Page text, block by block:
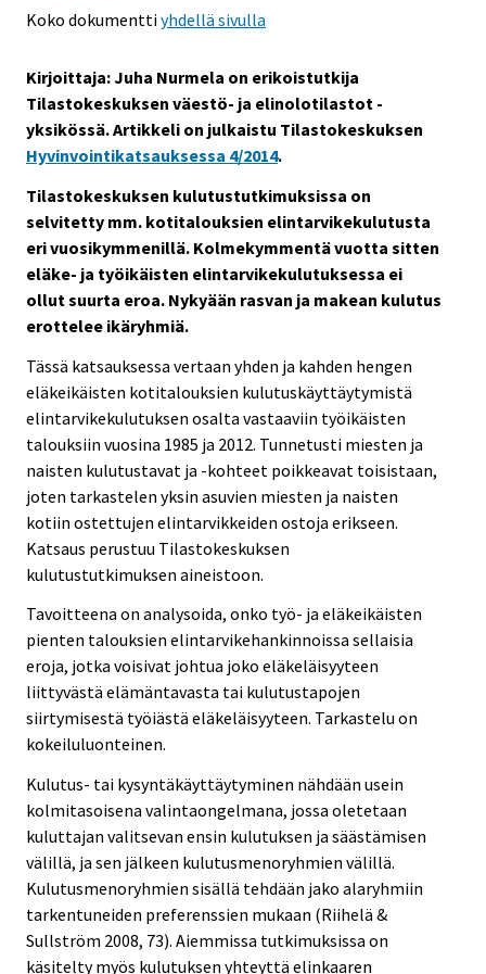
Koko dokumenttiyhdellä sivulla
Kirjoittaja:Juha Nurmela on erikoistutkija
Tilastokeskuksen väestö- ja elinolotilastot -
yksikössä.Artikkeli on julkaistu Tilastokeskuksen
Hyvinvointikatsauksessa 4/2014.
Tilastokeskuksen kulutustutkimuksissa on
selvitetty mm. kotitalouksien elintarvikekulutusta
eri vuosikymmenillä. Kolmekymmentä vuotta sitten
eläke- ja työikäisten elintarvikekulutuksessa ei
ollut suurta eroa. Nykyään rasvan ja makean kulutus
erottelee ikäryhmiä.
Tässä katsauksessa vertaan yhden ja kahden hengen
eläkeikäisten kotitalouksien kulutuskäyttäytymistä
elintarvikekulutuksen osalta vastaaviin työikäisten
talouksiin vuosina 1985 ja 2012. Tunnetusti miesten ja
naisten kulutustavat ja -kohteet poikkeavat toisistaan,
joten tarkastelen yksin asuvien miesten ja naisten
kotiin ostettujen elintarvikkeiden ostoja erikseen.
Katsaus perustuu Tilastokeskuksen
kulutustutkimuksen aineistoon.
Tavoitteena on analysoida, onko työ- ja eläkeikäisten
pienten talouksien elintarvikehankinnoissa sellaisia
eroja, jotka voisivat johtua joko eläkeläisyyteen
liittyvästä elämäntavasta tai kulutustapojen
siirtymisestä työiästä eläkeläisyyteen. Tarkastelu on
kokeiluluonteinen.
Kulutus- tai kysyntäkäyttäytyminen nähdään usein
kolmitasoisena valintaongelmana, jossa oletetaan
kuluttajan valitsevan ensin kulutuksen ja säästämisen
välillä, ja sen jälkeen kulutusmenoryhmien välillä.
Kulutusmenoryhmien sisällä tehdään jako alaryhmiin
tarkentuneiden preferenssien mukaan (Riihelä &
Sullström 2008, 73). Aiemmissa tutkimuksissa on
käsitelty myös kulutuksen yhteyttä elinkaaren